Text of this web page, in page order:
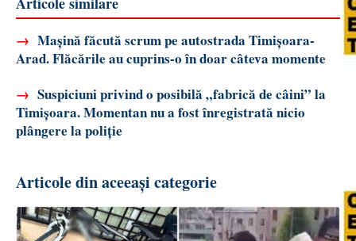
→ Mașină făcută scrum pe autostrada Timișoara-
Arad. Flăcările au cuprins-o în doar câteva momente
→ Suspiciuni privind o posibilă „fabrică de câini” la
Timișoara. Momentan nu a fost înregistrată nicio
plângere la poliție
Articole din aceeași categorie